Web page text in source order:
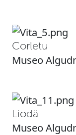
Corletu
Museo
Liodä
Museo